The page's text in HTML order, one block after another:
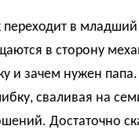
переходит в
в сторону
и зачем нужен папа.
сваливая на
Достаточно